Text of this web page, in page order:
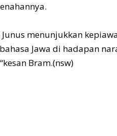
menunjukkan
Jawa di hadapan
Bram.(nsw)